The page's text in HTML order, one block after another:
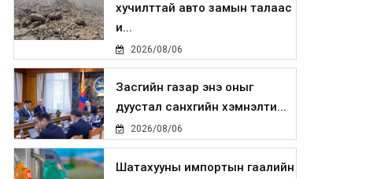
хучилттай авто замын талаас
и...
2026/08/06
Засгийн газар энэ оныг
дуустал санхүүгийн хэмнэлти...
2026/08/06
Шатахууны импортын гаалийн